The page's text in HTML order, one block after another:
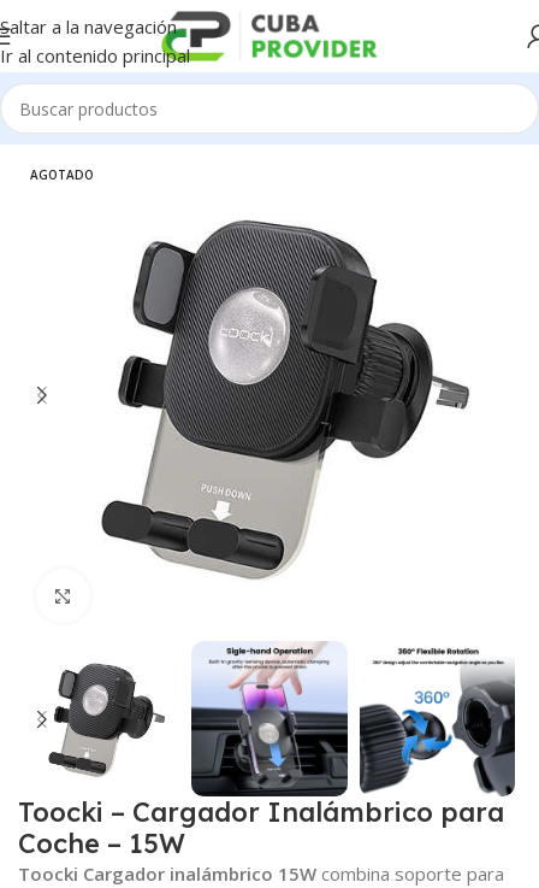
Saltar a la navegación
Ir al contenido principal
Inicio/Automotriz/Carros accesorios
AGOTADO
Toocki – Cargador Inalámbrico para
Coche – 15W
Toocki Cargador inalámbrico 15W combina soporte para